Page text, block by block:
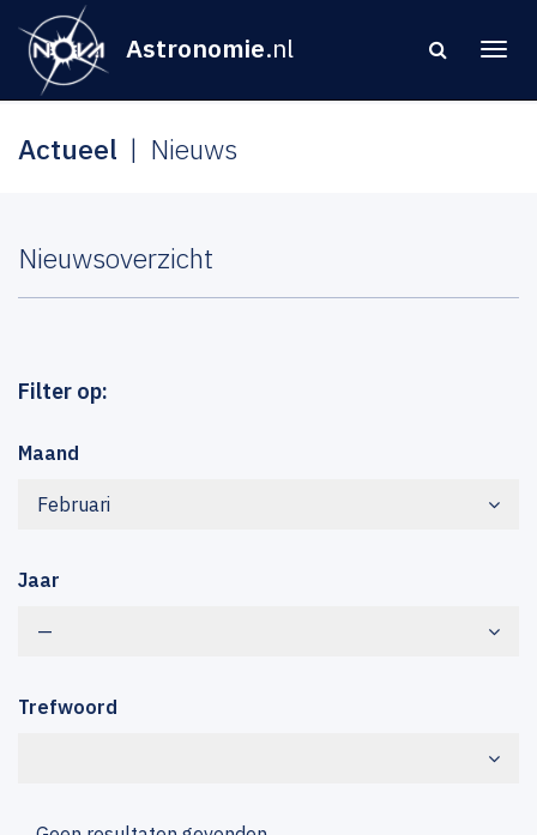
Astronomie.nl
Actueel Nieuws
Nieuwsoverzicht
Filter op:
Maand
Februari
Jaar
—
Trefwoord